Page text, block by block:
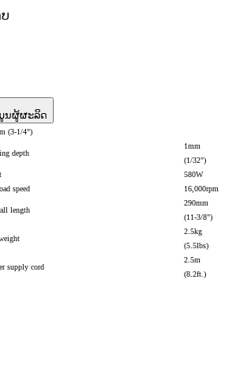
ນຜູ້ຜະລິດ
(3-1/4")
depth
1mm
(1/32")
580W
speed
16,000rpm
length
290mm
(11-3/8")
2.5kg
(5.5lbs)
supply cord
2.5m
(8.2ft.)